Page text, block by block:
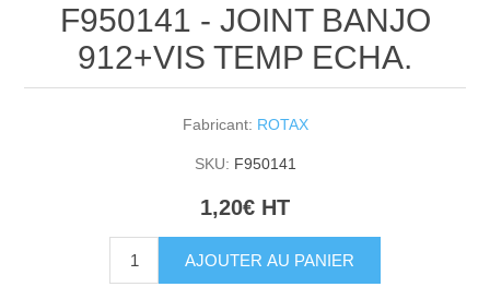
F950141 - JOINT BANJO
912+VIS TEMP ECHA.
Fabricant: ROTAX
SKU: F950141
1,20€ HT
AJOUTER AU PANIER